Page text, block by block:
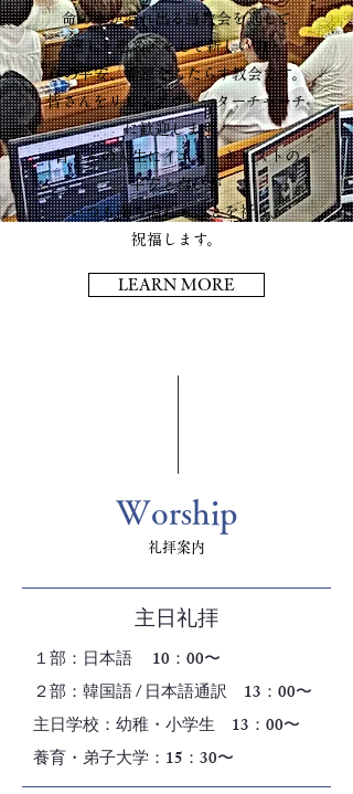
命の水が溢れ出る当教会を通して
癒しと慰め、そして新しい力と
真の平安、希望をもたらす教会です。
皆さんをリビングウォーターチャーチ
に歓迎します。
皆さんの人生にイエス・キリストの
平安と喜びが
いつも満ち溢れることを祈り、
祝福します。
LEARN MORE
Worship
礼拝案内
主日礼拝
１部：日本語 10：00〜
２部：韓国語 / 日本語通訳 13：00〜
​主日学校：幼稚・小学生 13：00〜
養育・弟子大学：15：30〜